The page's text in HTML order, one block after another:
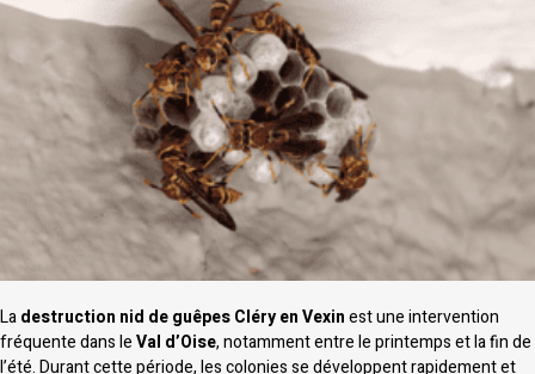
Ladestruction nid de guêpes Cléry en Vexinest une intervention
fréquente dans leVal d’Oise, notamment entre le printemps et la fin de
l’été. Durant cette période, les colonies se développent rapidement et